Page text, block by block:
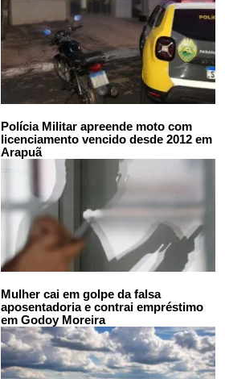
Polícia Militar apreende moto com
licenciamento vencido desde 2012 em
Arapuã
Mulher cai em golpe da falsa
aposentadoria e contrai empréstimo
em Godoy Moreira